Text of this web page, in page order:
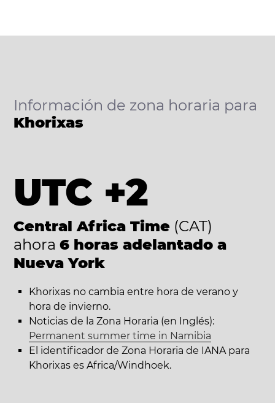
Información de zona horaria para
Khorixas
UTC +2
Central Africa Time (CAT)
ahora 6 horas adelantado a
Nueva York
Khorixas no cambia entre hora de verano y
hora de invierno.
Noticias de la Zona Horaria (en Inglés):
Permanent summer time in Namibia
El identificador de Zona Horaria de IANA para
Khorixas es Africa/Windhoek.